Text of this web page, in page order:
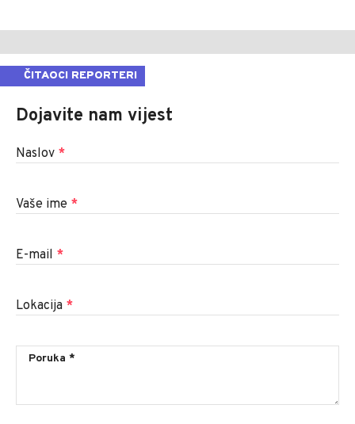
ČITAOCI REPORTERI
Dojavite nam vijest
Naslov *
Vaše ime *
E-mail *
Lokacija *